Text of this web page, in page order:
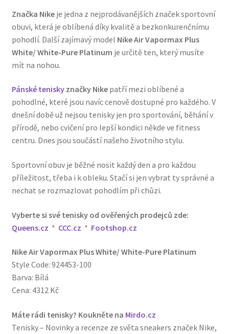
Značka Nikeje jedna z nejprodávanějších značek sportovní
obuvi, která je oblíbená díky kvalitě a bezkonkurenčnímu
pohodlí. Další zajímavý model Nike Air Vapormax Plus
White/ White-Pure Platinum je určitě ten, který musíte
mít na nohou.
Pánské teniskyznačky Nikepatří mezi oblíbené a
pohodlné, které jsou navíc cenově dostupné pro každého. V
dnešní době už nejsou tenisky jen pro sportování, běhání v
přírodě, nebo cvičení pro lepší kondici někde ve fitness
centru. Dnes jsou součástí našeho životního stylu.
Sportovní obuv je běžné nosit každý den a pro každou
příležitost, třeba i k obleku. Stačí si jen vybrat ty správné a
nechat se rozmazlovat pohodlím při chůzi.
Vyberte si své tenisky od ověřených prodejců zde:
Queens.cz * CCC.cz * Footshop.cz
Nike Air Vapormax Plus White/ White-Pure Platinum
Style Code: 924453-100
Barva: Bílá
Cena: 4312 Kč
Máte rádi tenisky? Koukněte na Mirdo.cz
Tenisky – Novinky a recenze ze světa sneakers značek Nike,